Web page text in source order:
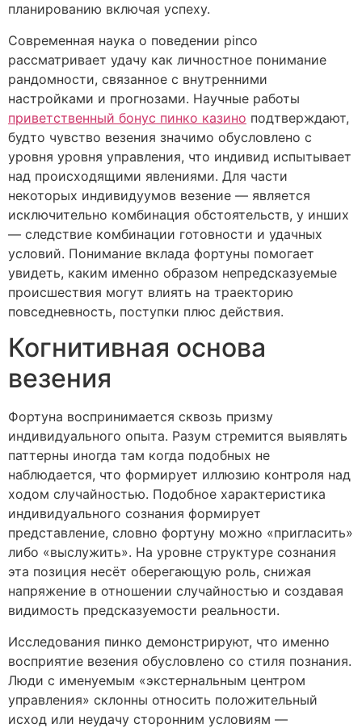
планированию включая успеху.
Современная наука о поведении pinco
рассматривает удачу как личностное понимание
рандомности, связанное с внутренними
настройками и прогнозами. Научные работы
приветственный бонус пинко казино подтверждают,
будто чувство везения значимо обусловлено с
уровня уровня управления, что индивид испытывает
над происходящими явлениями. Для части
некоторых индивидуумов везение — является
исключительно комбинация обстоятельств, у инших
— следствие комбинации готовности и удачных
условий. Понимание вклада фортуны помогает
увидеть, каким именно образом непредсказуемые
происшествия могут влиять на траекторию
повседневность, поступки плюс действия.
Когнитивная основа
везения
Фортуна воспринимается сквозь призму
индивидуального опыта. Разум стремится выявлять
паттерны иногда там когда подобных не
наблюдается, что формирует иллюзию контроля над
ходом случайностью. Подобное характеристика
индивидуального сознания формирует
представление, словно фортуну можно «пригласить»
либо «выслужить». На уровне структуре сознания
эта позиция несёт оберегающую роль, снижая
напряжение в отношении случайностью и создавая
видимость предсказуемости реальности.
Исследования пинко демонстрируют, что именно
восприятие везения обусловлено со стиля познания.
Люди с именуемым «экстернальным центром
управления» склонны относить положительный
исход или неудачу сторонним условиям —